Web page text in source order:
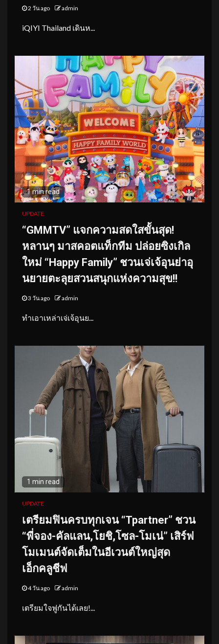
2 วัน ago admin
iQIYI Thailand เดินห...
1 min read
UPDATE
“GMMTV” แจกความสดใสขั้นสุด!
หลานๆ มาสคอตแท็กทีม ปล่อยซิงเกิล
ใหม่ “Happy Family” ชวนเจ่เจ้อุนย่าอุ
นยายตะลุยสวนสนุกแห่งความสุข!!
3 วัน ago admin
ทำเอาเหล่าเจ่เจ้อุนย...
1 min read
UPDATE
เตรียมฟินครบทุกเจน “Tpartner” ชวน
“พี่จอง-คัลแลน,โยชิ,โซล-โมเน่” เสิร์ฟ
โมเมนต์จัดเต็มในอีเวนต์ใหญ่สุด
เอ็กคลูชีฟ
4 วัน ago admin
เตรียมใจฟูกันได้เลย!...